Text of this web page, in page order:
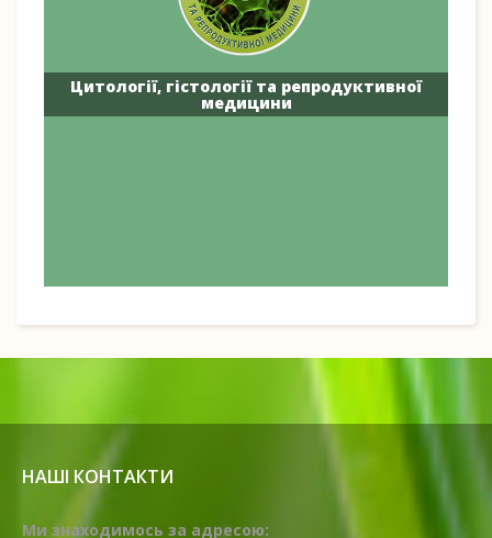
Цитології, гістології та репродуктивної
медицини
НАШІ КОНТАКТИ
Ми знаходимось за адресою: